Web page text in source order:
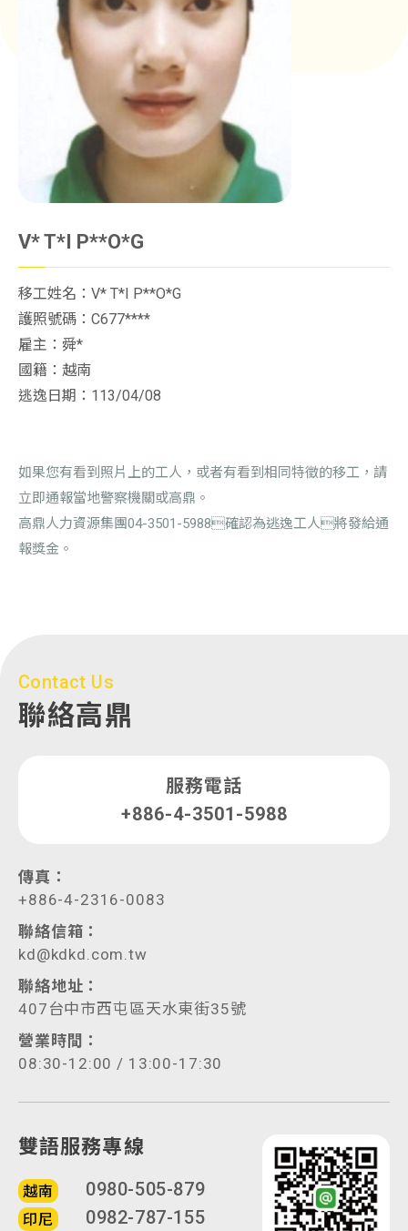
V* T*I P**O*G
移工姓名：V* T*I P**O*G
護照號碼：C677****
雇主：舜*
國籍：越南
逃逸日期：113/04/08
如果您有看到照片上的工人，或者有看到相同特徵的移工，請
立即通報當地警察機關或高鼎。
高鼎人力資源集團04-3501-5988確認為逃逸工人將發給通
報獎金。
Contact Us
聯絡高鼎
服務電話
+886-4-3501-5988
傳真：
+886-4-2316-0083
聯絡信箱：
kd@kdkd.com.tw
聯絡地址：
407台中市西屯區天水東街35號
營業時間：
08:30-12:00 / 13:00-17:30
雙語服務專線
越南 0980-505-879
印尼 0982-787-155